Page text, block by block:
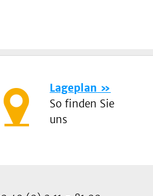
Lageplan
So finden Sie
uns